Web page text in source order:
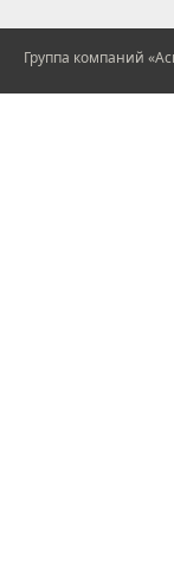
Группа компаний